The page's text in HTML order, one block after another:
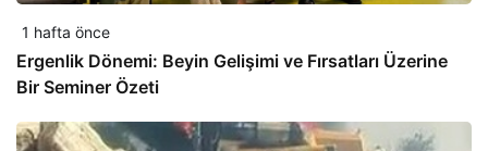
1 hafta önce
Ergenlik Dönemi: Beyin Gelişimi ve Fırsatları Üzerine
Bir Seminer Özeti